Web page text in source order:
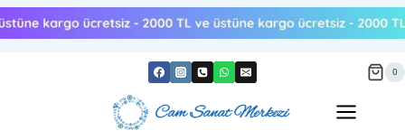
Skip
to
0